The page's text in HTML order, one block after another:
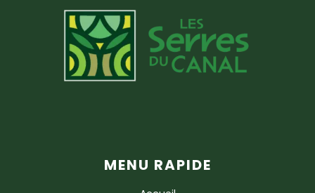
MENU RAPIDE